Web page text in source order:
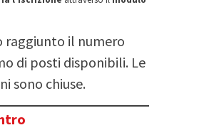
raggiunto il numero
di posti disponibili. Le
sono chiuse.